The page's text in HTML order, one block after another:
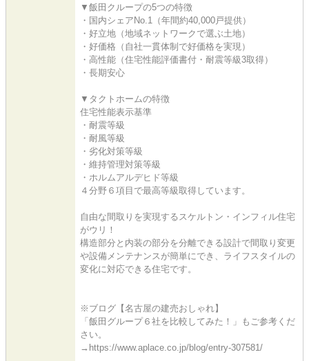
▼飯田クループの5つの特徴
・国内シェアNo.1（年間約40,000戸提供）
・好立地（地域ネットワークで選ぶ土地）
・好価格（自社一貫体制で好価格を実現）
・高性能（住宅性能評価書付・耐震等級3取得）
・長期安心
▼タクトホームの特徴
住宅性能表示基準
・耐震等級
・耐風等級
・劣化対策等級
・維持管理対策等級
・ホルムアルデヒド等級
４分野６項目で最高等級取得しています。
自由な間取りを実現するスケルトン・インフィル住宅
がウリ！
構造部分と内装の部分を分離できる設計で間取り変更
や設備メンテナンスが簡単にでき、ライフスタイルの
変化に対応できる住宅です。
※ブログ【名古屋の建売おしゃれ】
「飯田グループ６社を比較してみた！」もご参考くだ
さい。
→https://www.aplace.co.jp/blog/entry-307581/